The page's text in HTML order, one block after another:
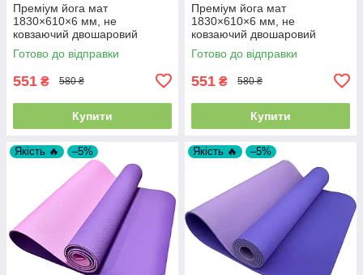
Преміум йога мат
1830×610×6 мм, не
ковзаючий двошаровий
килимок для фітнесу, TPE-
ТС, синій верх/блакитний низ
Готово до відправки
551 ₴ 580 ₴
Купити
Преміум йога мат
1830×610×6 мм, не
ковзаючий двошаровий
килимок для фітнесу, TPE-
ТС, чорний верх/салатний
Готово до відправки
551 ₴ 580 ₴
Купити
Якість 🔥 –5% Якість 🔥 –5%